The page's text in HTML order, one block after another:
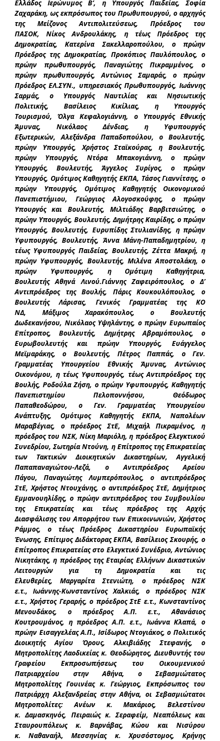
Ελλάδος Ιερώνυμος Β‘, η Υπουργός Παιδείας, Σοφία
Ζαχαράκη, ως εκπρόσωπος του Πρωθυπουργού, ο αρχηγός
της Μείζονος Αντιπολιτεύσεως, Πρόεδρος του
ΠΑΣΟΚ, Νίκος Ανδρουλάκης, η τέως Πρόεδρος της
Δημοκρατίας, Κατερίνα Σακελλαροπούλου, ο πρώην
Πρόεδρος της Δημοκρατίας, Προκόπιος Παυλόπουλος, ο
πρώην πρωθυπουργός, Παναγιώτης Πικραμμένος, ο
πρώην πρωθυπουργός, Αντώνιος Σαμαράς, ο πρώην
Πρόεδρος ΕΛ.ΣΥΝ., υπηρεσιακός Πρωθυπουργός, Ιωάννης
Σαρμάς, ο Υπουργός Ναυτιλίας και Νησιωτικής
Πολιτικής, Βασίλειος Κικίλιας, η Υπουργός
Τουρισμού, Όλγα Κεφαλογιάννη, ο Υπουργός Εθνικής
Άμυνας, Νικόλαος Δένδιας, η Υφυπουργός
Εξωτερικών, Αλεξάνδρα Παπαδοπούλου, ο Βουλευτής,
πρώην Υπουργός, Χρήστος Σταϊκούρας, η Βουλευτής,
πρώην Υπουργός, Ντόρα Μπακογιάννη, ο πρώην
Υπουργός, Βουλευτής, Άγγελος Συρίγος, ο πρώην
Υπουργός, Ομότιμος Καθηγητής ΕΚΠΑ, Τάσος Γιαννίτσης, ο
πρώην Υπουργός, Ομότιμος Καθηγητής Οικονομικού
Πανεπιστήμιου, Γεώργιος Αλογοσκούφης, ο πρώην
Υπουργός και Βουλευτής, Μιλτιάδης Βαρβιτσιώτης, ο
πρώην Υπουργός, Βουλευτής, Δημήτρης Καιρίδης, ο πρώην
Υπουργός, Βουλευτής, Ευρυπίδης Στυλιανίδης, η πρώην
Υφυπουργός, Βουλευτής, Άννα Μάνη-Παπαδημητρίου, η
τέως Υφυπουργός Παιδείας, Βουλευτής, Ζέττα Μακρή, η
πρώην Υφυπουργός, Βουλευτής, Μιλένα Αποστολάκη, ο
πρώην Υφυπουργός, η Ομότιμη Καθηγήτρια,
Βουλευτής Αθηνά Λινού.Γιάννης Ζαφειρόπουλος, ο Δ’
Αντιπρόεδρος της Βουλής, Πάρις Κουκουλόπουλος, ο
Βουλευτής Λάρισας, Γενικός Γραμματέας της ΚΟ
ΝΔ, Μάξιμος Χαρακόπουλος, ο Βουλευτής
Δωδεκανήσου, Νικόλαος Υψηλάντης, ο πρώην Ευρωπαίος
Επίτροπος, Βουλευτής, Δημήτρης Αβραμόπουλος, ο
Ευρωβουλευτής και πρώην Υπουργός, Ευάγγελος
Μεϊμαράκης, ο Βουλευτής, Πέτρος Παππάς, ο Γεν.
Γραμματέας Υπουργείου Εθνικής Άμυνας, Αντώνιος
Οικονόμου, η τέως Υφυπουργός, τέως Αντιπρόεδρος της
Βουλής, Ροδούλα Ζήση, ο πρώην Υφυπουργός, Καθηγητής
Πανεπιστημίου Πελοποννήσου, Θεόδωρος
Παπαθεοδώρου, ο Γεν. Γραμματέας Υπουργείου
Ανάπτυξης, Ομότιμος Καθηγητής ΕΚΠΑ, Ναπολέων
Μαραβέγιας, ο πρόεδρος ΣτΕ, Μιχαήλ Πικραμένος, η
πρόεδρος του ΝΣΚ, Νίκη Μαριόλη, η πρόεδρος Ελεγκτικού
Συνεδρίου, Σωτηρία Ντούνη, η Επίτροπος της Επικρατείας
των Τακτικών Διοικητικών Δικαστηρίων, Αγγελική
Παπαπαναγιώτου-Λεζά, ο Αντιπρόεδρος Αρείου
Πάγου, Παναγιώτης Λυμπερόπουλος, ο αντιπρόεδρος
ΣτΕ, Χρήστος Ντουχάνης, ο αντιπρόεδρος ΣτΕ, Δημήτριος
Εμμανουηλίδης, ο πρώην αντιπρόεδρος του Συμβουλίου
της Επικρατείας και τέως πρόεδρος της Αρχής
Διασφάλισης του Απορρήτου των Επικοινωνιών, Χρήστος
Ράμμος, ο τέως Πρόεδρος Δικαστηρίου Ευρωπαϊκής
Ένωσης, Επίτιμος Διδάκτορας ΕΚΠΑ, Βασίλειος Σκουρής, ο
Επίτροπος Επικρατείας στο Ελεγκτικό Συνέδριο, Αντώνιος
Νικητάκης, η πρόεδρος της Εταιρίας Ελλήνων Δικαστικών
Λειτουργών για τη Δημοκρατία και τις
Ελευθερίες, Μαργαρίτα Στενιώτη, ο πρόεδρος ΝΣΚ
ε.τ., Ιωάννης-Κωνσταντίνος Χαλκιάς, ο πρόεδρος ΝΣΚ
ε.τ., Χρήστος Γεραρής, ο πρόεδρος ΣτΕ ε.τ., Κωνσταντίνος
Μενουδάκος, ο πρόεδρος Α.Π. ε.τ., Αθανάσιος
Κουτρουμάνος, η πρόεδρος Α.Π. ε.τ., Ιωάννα Κλαπά, ο
πρώην Εισαγγελέας Α.Π., Ισίδωρος Ντογιάκος, ο Πολιτικός
Διοικητής Αγίου Όρους, Αλκιβιάδης Στεφανής, ο
Μητροπολίτης Λαοδικείας κ. Θεοδώρητος, Διευθυντής του
Γραφείου Εκπροσωπήσεως του Οικουμενικού
Πατριαρχείου στην Αθήνα, ο Σεβασμιώτατος
Μητροπολίτης Γουινέας κ. Γεώργιος, Εκπρόσωπος του
Πατριάρχη Αλεξανδρείας στην Αθήνα, οι Σεβασμιώτατοι
Μητροπολίτες: Ανέων κ. Μακάριος, Βελεστίνου
κ. Δαμασκηνός, Πειραιώς κ. Σεραφείμ, Νεαπόλεως και
Σταυρουπόλεως κ. Βαρνάβας, Κώου και Νισύρου
κ. Ναθαναήλ, Μεσσηνίας κ. Χρυσόστομος, Κρήνης